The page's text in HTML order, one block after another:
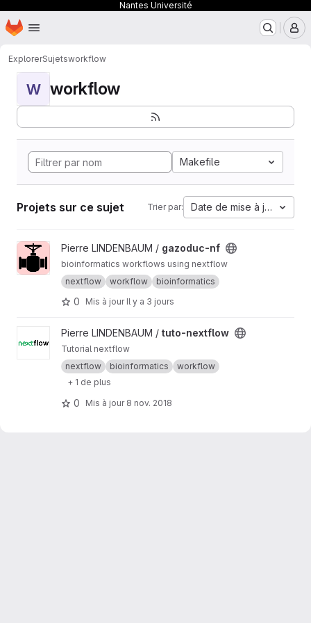
Nantes Université
Passer au contenu principal
Page d'accueil
ExplorerSujetsworkflow
W workflow
Makefile
Projets sur ce sujet Trier par: Date de mise à jour
Afficher le projet gazoduc-nf
Pierre LINDENBAUM / gazoduc-nf
bioinformatics workflows using nextflow
nextflow
workflow bioinformatics
0 Mis à jour Il y a 3 jours
Afficher le projet tuto-nextflow
Pierre LINDENBAUM / tuto-nextflow
Tutorial nextflow
nextflow
bioinformatics
workflow
+ 1 de plus
0 Mis à jour 8 nov. 2018